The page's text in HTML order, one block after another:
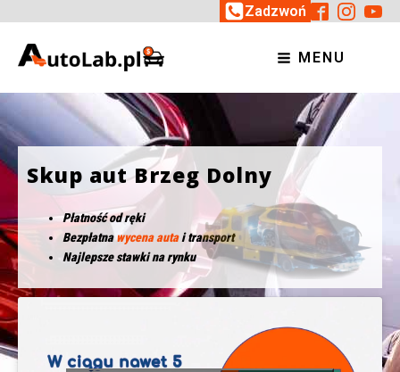
Zadzwoń
MENU
Skup aut Brzeg Dolny
Płatność od ręki
Bezpłatnawycena autai transport
Najlepsze stawki na rynku